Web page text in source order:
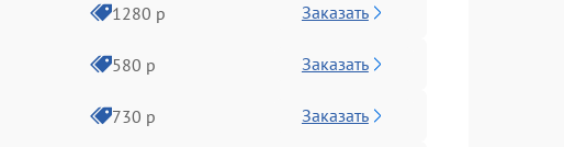
1280 р Заказать
580 р Заказать
730 р Заказать